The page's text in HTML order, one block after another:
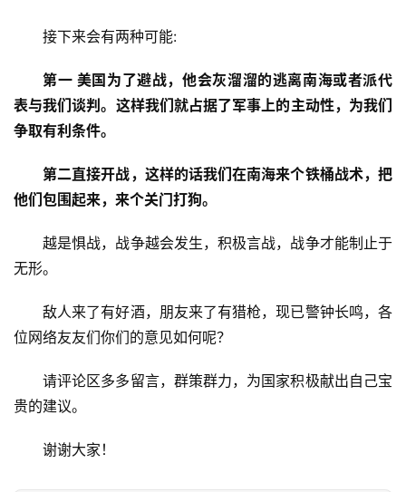
接下来会有两种可能:
第一 美国为了避战，他会灰溜溜的逃离南海或者派代
表与我们谈判。这样我们就占据了军事上的主动性，为我们
争取有利条件。
第二直接开战，这样的话我们在南海来个铁桶战术，把
他们包围起来，来个关门打狗。
越是惧战，战争越会发生，积极言战，战争才能制止于
无形。
敌人来了有好酒，朋友来了有猎枪，现已警钟长鸣，各
位网络友友们你们的意见如何呢？
请评论区多多留言，群策群力，为国家积极献出自己宝
贵的建议。
谢谢大家！